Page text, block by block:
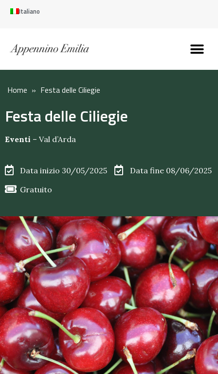
Italiano
Home » Festa delle Ciliegie
Festa delle Ciliegie
Eventi – Val d’Arda
Data inizio 30/05/2025
Data fine 08/06/2025
Gratuito